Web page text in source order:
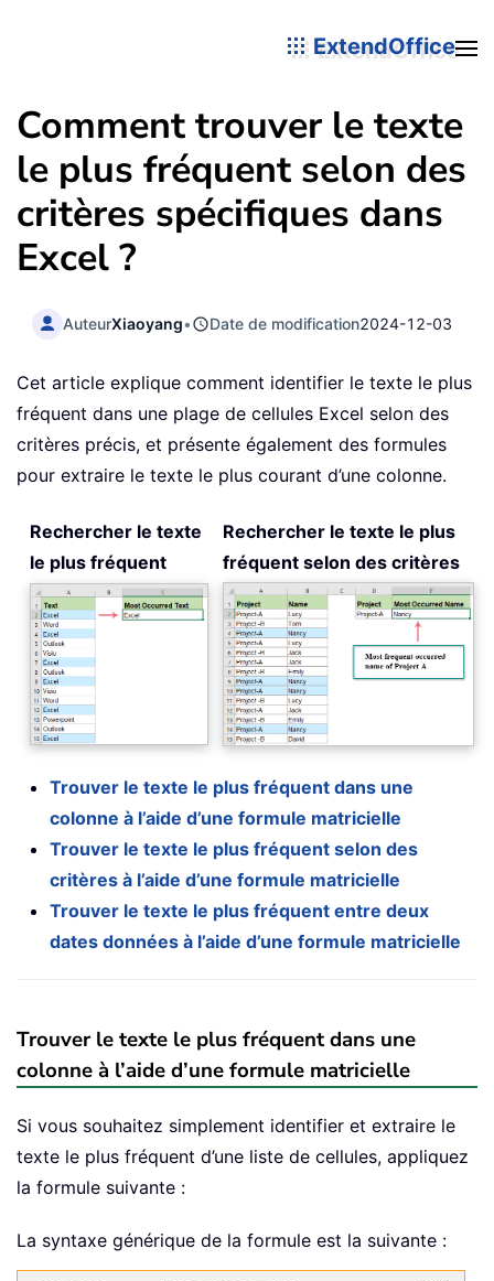
ExtendOffice
Comment trouver le texte
le plus fréquent selon des
critères spécifiques dans
Excel ?
AuteurXiaoyang• Date de modification2024-12-03
Cet article explique comment identifier le texte le plus
fréquent dans une plage de cellules Excel selon des
critères précis, et présente également des formules
pour extraire le texte le plus courant d’une colonne.
Rechercher le texte
le plus fréquent
Rechercher le texte le plus
fréquent selon des critères
Trouver le texte le plus fréquent dans une
colonne à l’aide d’une formule matricielle
Trouver le texte le plus fréquent selon des
critères à l’aide d’une formule matricielle
Trouver le texte le plus fréquent entre deux
dates données à l’aide d’une formule matricielle
Trouver le texte le plus fréquent dans une
colonne à l’aide d’une formule matricielle
Si vous souhaitez simplement identifier et extraire le
texte le plus fréquent d’une liste de cellules, appliquez
la formule suivante :
La syntaxe générique de la formule est la suivante :